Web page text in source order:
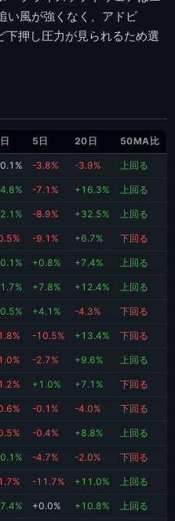
い風が強くなく、アドビ
下押し圧力が見られるため選
5日 20日 50MA比
-3.8% -3.9% 上回る
-7.1% +16.3% 上回る
-8.9% +32.5% 上回る
-9.1% +6.7% 下回る
+0.8% +7.4% 上回る
+7.8% +12.4% 上回る
+4.1% -4.3% 下回る
-10.5% +13.4% 下回る
-2.7% +9.6% 上回る
+1.0% +7.1% 下回る
-0.1% -4.0% 下回る
-0.4% +8.8% 上回る
-4.7% -2.0% 下回る
-11.7% +11.0% 上回る
+0.0% +10.8% 上回る